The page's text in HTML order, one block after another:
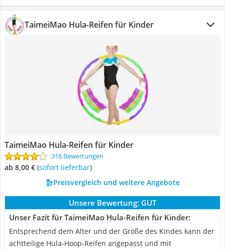
TaimeiMao Hula-Reifen für Kinder
TaimeiMao Hula-Reifen für Kinder
316 Bewertungen
ab 8,00 € ( Sofort lieferbar)
Preisvergleich und weitere Angebote
Unsere Bewertung: GUT
Unser Fazit für TaimeiMao Hula-Reifen für Kinder:
Entsprechend dem Alter und der Größe des Kindes kann der
achtteilige Hula-Hoop-Reifen angepasst und mit